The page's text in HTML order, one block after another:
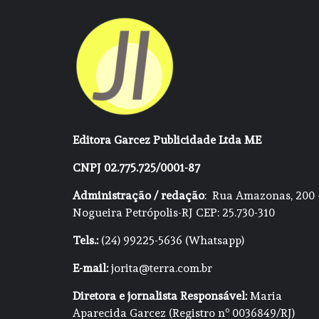
Editora Garcez Publicidade Ltda ME
CNPJ 02.775.725/0001-87
Administração / redação: Rua Amazonas, 200
Nogueira Petrópolis-RJ CEP: 25.730-310
Tels.:(24) 99225-5636 (Whatsapp)
E-mail:jorita@terra.com.br
Diretora e jornalista Responsável:Maria
Aparecida Garcez (Registro nº 0036849/RJ)